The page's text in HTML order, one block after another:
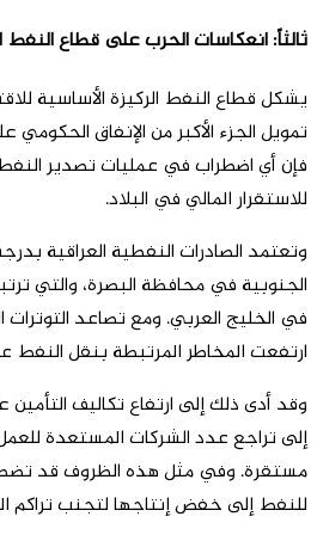
ثالثاً: انعكاسات الحرب على قطاع النفط
يشكل قطاع النفط الركيزة الأساسية
تمويل الجزء الأكبر من الإنفاق الحكومي
فإن أي اضطراب في عمليات تصدير
للاستقرار المالي في البلاد.
وتعتمد الصادرات النفطية العراقية
الجنوبية في محافظة البصرة، والتي
في الخليج العربي. ومع تصاعد
ارتفعت المخاطر المرتبطة بنقل النفط
وقد أدى ذلك إلى ارتفاع تكاليف
إلى تراجع عدد الشركات المستعدة
مستقرة. وفي مثل هذه الظروف قد
للنفط إلى خفض إنتاجها لتجنب تراكم